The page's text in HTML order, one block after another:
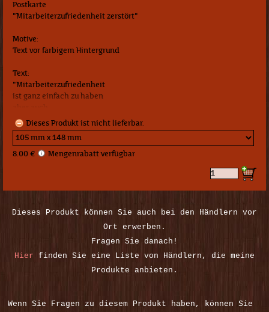
Postkarte
"Mitarbeiterzufriedenheit zerstört"
Motive:
Text vor farbigem Hintergrund
Text:
"Mitarbeiterzufriedenheit
ist ganz einfach zu haben
(ganz einfach)
zerstört.
Ein weiser Chef lässt es nicht dazu kommen.
Dieses Produkt ist nicht lieferbar.
8.00 € Mengenrabatt verfügbar
Dieses Produkt können Sie auch bei den Händlern vor
Ort erwerben.
Fragen Sie danach!
Hier finden Sie eine Liste von Händlern, die meine
Produkte anbieten.
Wenn Sie Fragen zu diesem Produkt haben, können Sie